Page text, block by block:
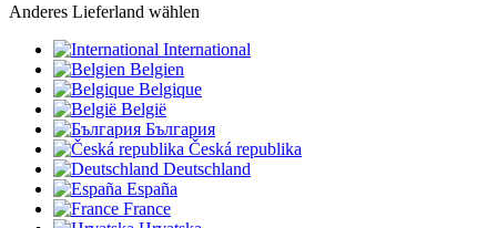
Anderes Lieferland wählen
International
Belgien
Belgique
België
България
Česká republika
Deutschland
España
France